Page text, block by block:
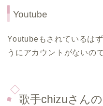
Youtube
Youtubeもされているは
うにアカウントがないの
歌手chizuさん